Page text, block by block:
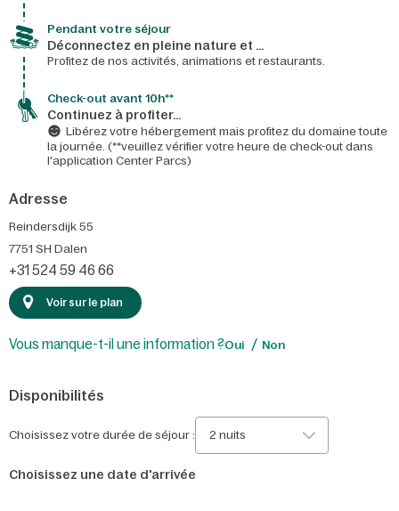
Pendant votre séjour
Déconnectez en pleine nature et …
Profitez de nos activités, animations et restaurants.
Check-out avant 10h**
Continuez à profiter…
Libérez votre hébergement mais profitez du domaine toute
la journée. (**veuillez vérifier votre heure de check-out dans
l'application Center Parcs)
Adresse
Reindersdijk 55
7751 SH Dalen
+31 524 59 46 66
Voir sur le plan
Vous manque-t-il une information ?Oui Non
Disponibilités
Choisissez votre durée de séjour : 2 nuits
Choisissez une date d'arrivée